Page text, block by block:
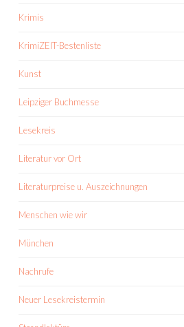
Krimis
KrimiZEIT-Bestenliste
Kunst
Leipziger Buchmesse
Lesekreis
Literatur vor Ort
Literaturpreise u. Auszeichnungen
Menschen wie wir
München
Nachrufe
Neuer Lesekreistermin